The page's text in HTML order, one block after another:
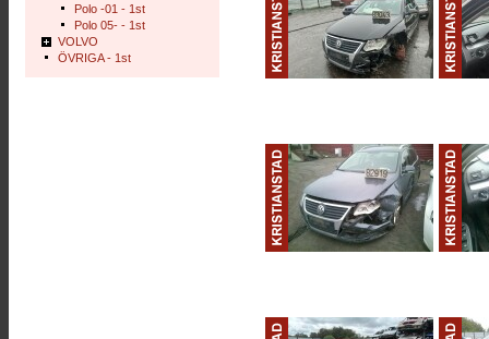
Polo -01 - 1st
Polo 05- - 1st
VOLVO
ÖVRIGA - 1st